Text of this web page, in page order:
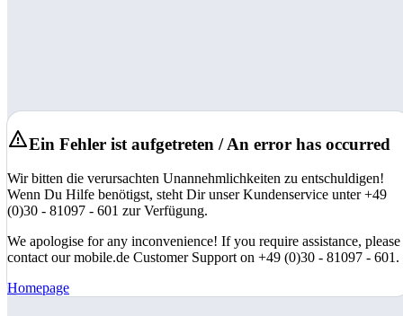
Ein Fehler ist aufgetreten / An error has occurred
Wir bitten die verursachten Unannehmlichkeiten zu entschuldigen!
Wenn Du Hilfe benötigst, steht Dir unser Kundenservice unter +49
(0)30 - 81097 - 601 zur Verfügung.
We apologise for any inconvenience! If you require assistance, please
contact our mobile.de Customer Support on +49 (0)30 - 81097 - 601.
Homepage